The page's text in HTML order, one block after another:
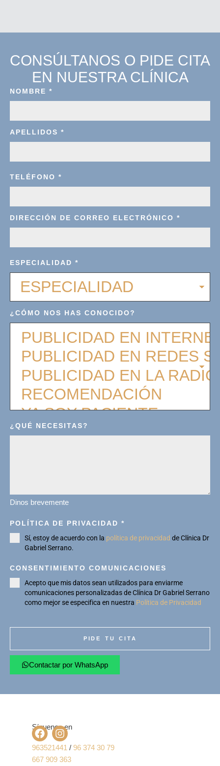
CONSÚLTANOS O PIDE CITA
EN NUESTRA CLÍNICA
NOMBRE *
APELLIDOS *
TELÉFONO *
DIRECCIÓN DE CORREO ELECTRÓNICO *
ESPECIALIDAD *
¿CÓMO NOS HAS CONOCIDO?
¿QUÉ NECESITAS?
Dinos brevemente
POLÍTICA DE PRIVACIDAD *
Sí, estoy de acuerdo con la política de privacidad de Clínica Dr
Gabriel Serrano.
CONSENTIMIENTO COMUNICACIONES
Acepto que mis datos sean utilizados para enviarme
comunicaciones personalizadas de Clínica Dr Gabriel Serrano
como mejor se especifica en nuestra Política de Privacidad
PIDE TU CITA
Contactar por WhatsApp
Síguenos en
963521441 / 96 374 30 79
667 909 363